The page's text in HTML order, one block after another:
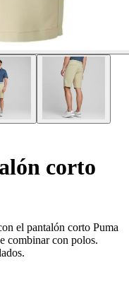
corto
el pantalón corto Puma
combinar con polos.